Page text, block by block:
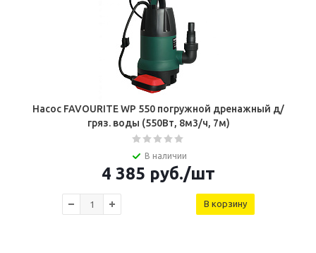
Насос FAVOURITE WP 550 погружной дренажный д/
гряз. воды (550Вт, 8м3/ч, 7м)
В наличии
4 385 руб./шт
В корзину